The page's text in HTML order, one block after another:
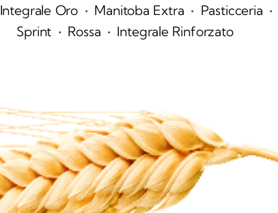
Integrale Oro • Manitoba Extra • Pasticceria •
Sprint • Rossa • Integrale Rinforzato